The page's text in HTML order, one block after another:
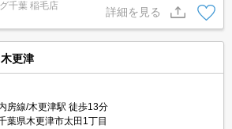
お問合せ下さい♪
千葉 稲毛店
詳細を見る
更津
房線/木更津駅 徒歩13分
葉県木更津市太田1丁目